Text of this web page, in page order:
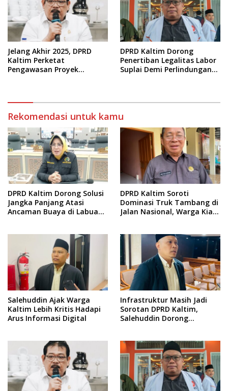
Jelang Akhir 2025, DPRD
Kaltim Perketat
Pengawasan Proyek
DPRD Kaltim Dorong
Penertiban Legalitas Labor
Suplai Demi Perlindungan
Rekomendasi untuk kamu
DPRD Kaltim Dorong Solusi
Jangka Panjang Atasi
Ancaman Buaya di Labuan
DPRD Kaltim Soroti
Dominasi Truk Tambang di
Jalan Nasional, Warga Kian
Salehuddin Ajak Warga
Kaltim Lebih Kritis Hadapi
Arus Informasi Digital
Infrastruktur Masih Jadi
Sorotan DPRD Kaltim,
Salehuddin Dorong